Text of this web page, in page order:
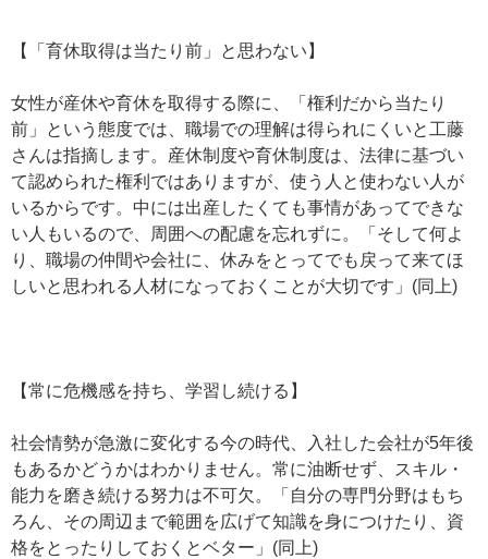
【「育休取得は当たり前」と思わない】
女性が産休や育休を取得する際に、「権利だから当たり
前」という態度では、職場での理解は得られにくいと工藤
さんは指摘します。産休制度や育休制度は、法律に基づい
て認められた権利ではありますが、使う人と使わない人が
いるからです。中には出産したくても事情があってできな
い人もいるので、周囲への配慮を忘れずに。「そして何よ
り、職場の仲間や会社に、休みをとってでも戻って来てほ
しいと思われる人材になっておくことが大切です」(同上)
【常に危機感を持ち、学習し続ける】
社会情勢が急激に変化する今の時代、入社した会社が5年後
もあるかどうかはわかりません。常に油断せず、スキル・
能力を磨き続ける努力は不可欠。「自分の専門分野はもち
ろん、その周辺まで範囲を広げて知識を身につけたり、資
格をとったりしておくとベター」(同上)